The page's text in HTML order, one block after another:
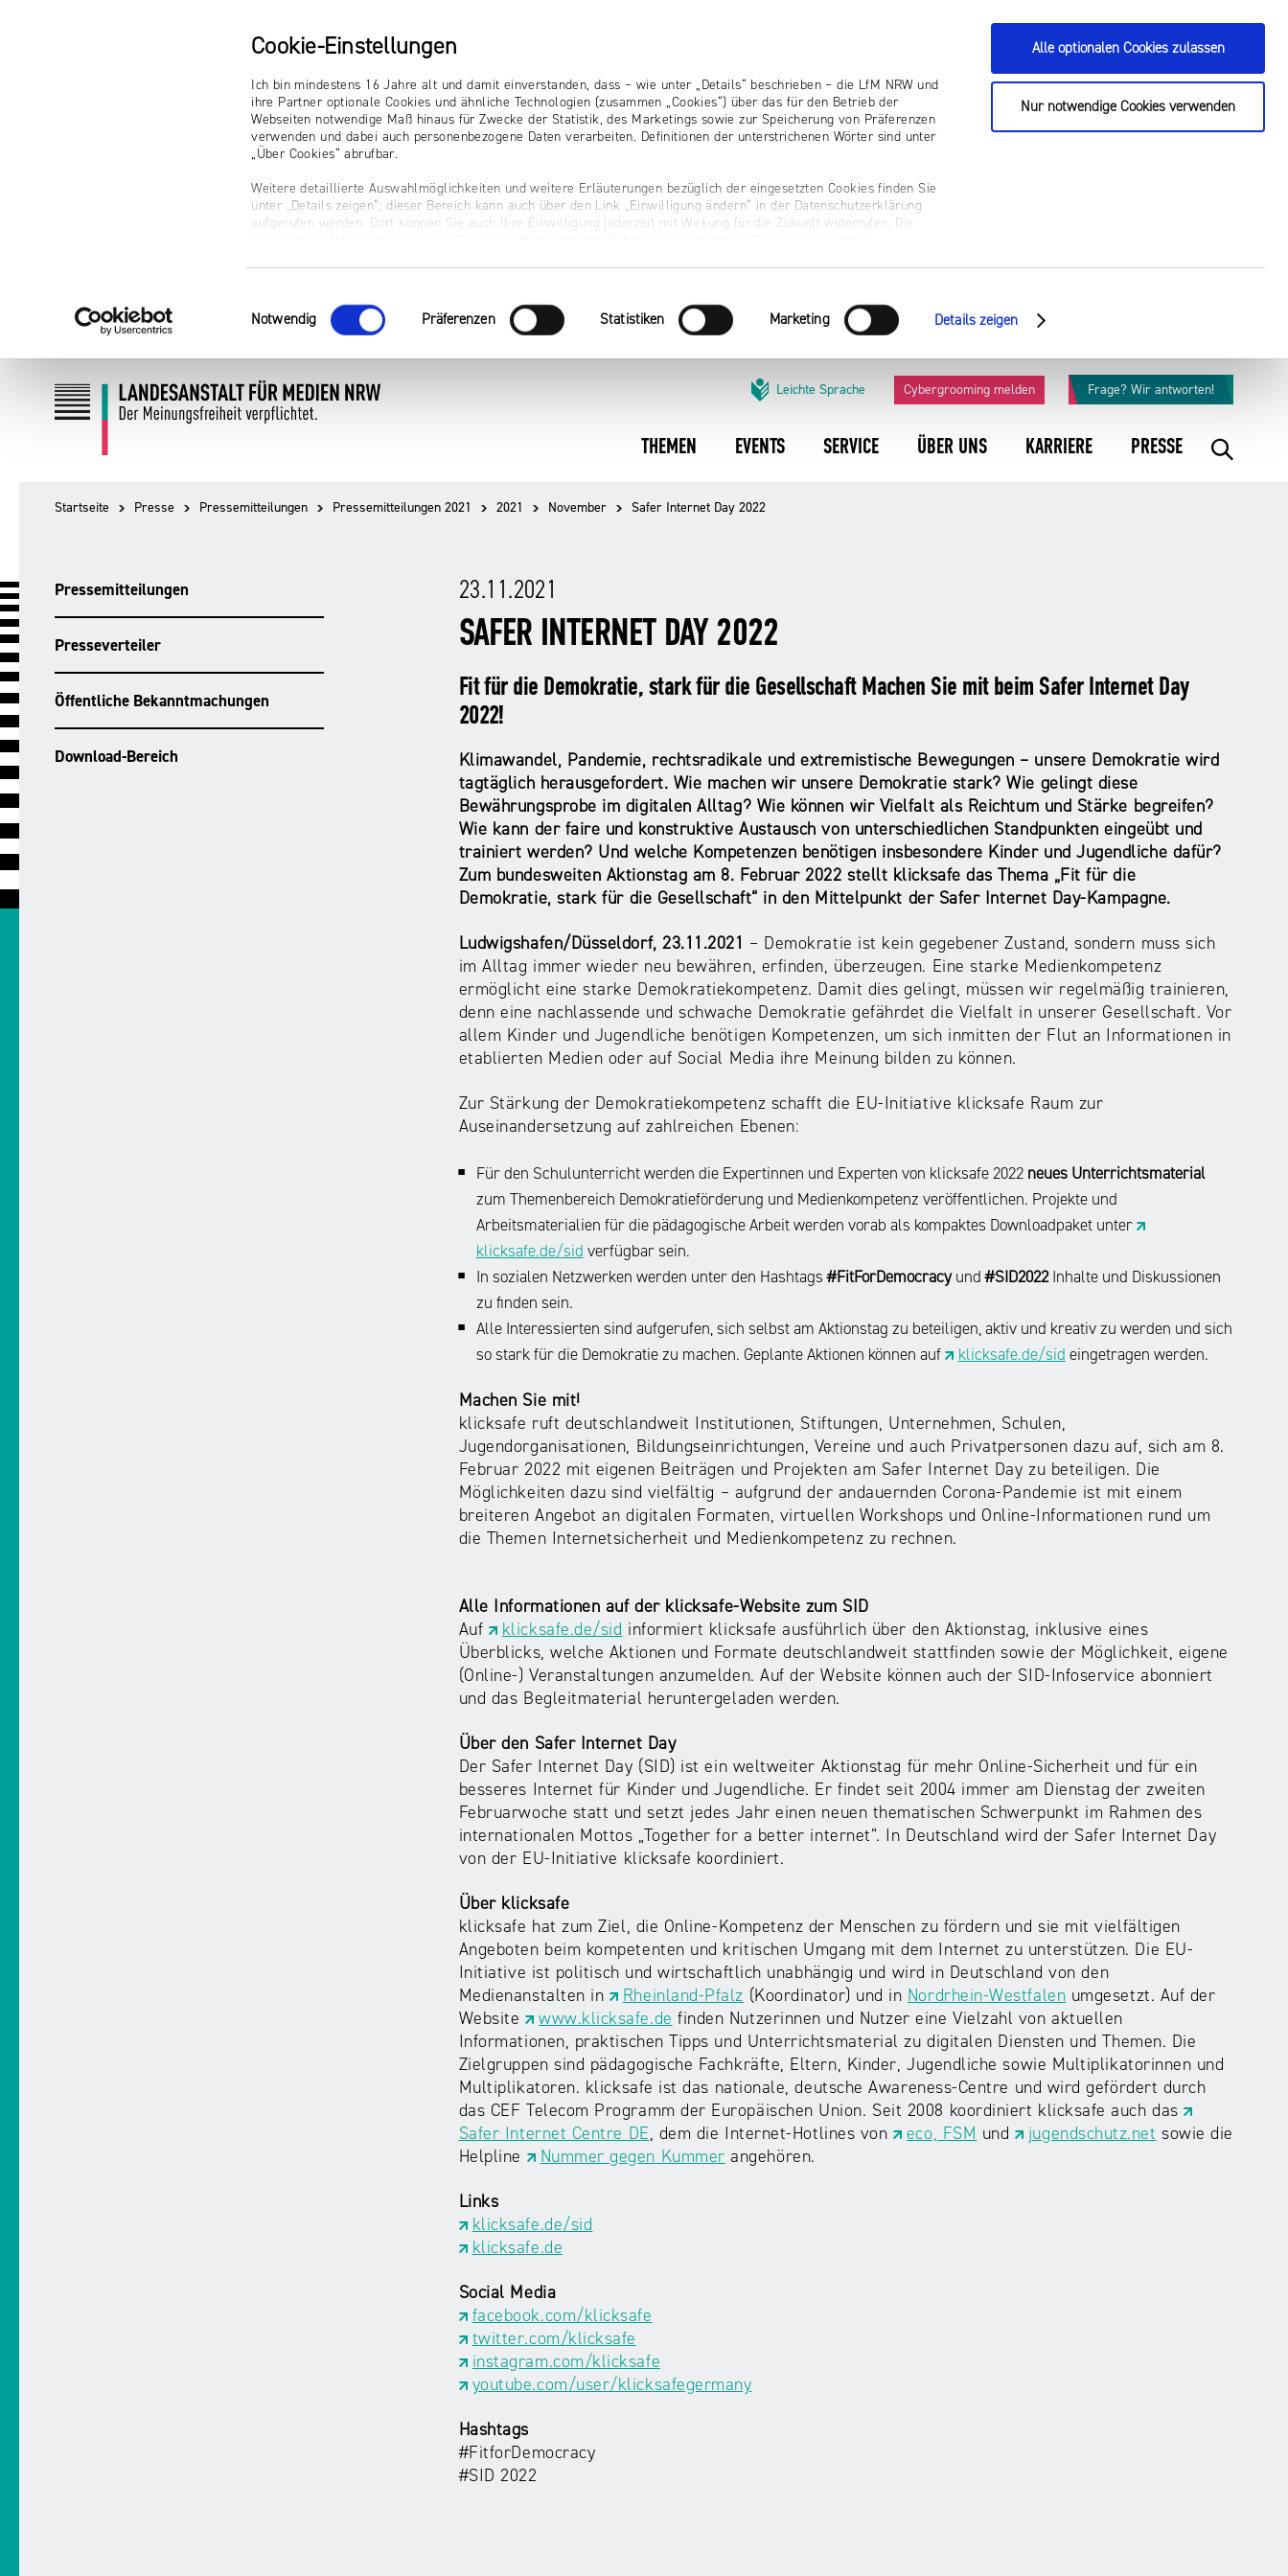
Cookie-Einstellungen
Ich bin mindestens 16 Jahre alt und damit einverstanden, dass – wie unter „Details“ beschrieben – die LfM NRW und
ihre Partner optionale Cookies und ähnliche Technologien (zusammen „Cookies“) über das für den Betrieb der
Webseiten notwendige Maß hinaus für Zwecke der Statistik, des Marketings sowie zur Speicherung von Präferenzen
verwenden und dabei auch personenbezogene Daten verarbeiten. Definitionen der unterstrichenen Wörter sind unter
„Über Cookies“ abrufbar.
Weitere detaillierte Auswahlmöglichkeiten und weitere Erläuterungen bezüglich der eingesetzten Cookies finden Sie
unter „Details zeigen“; dieser Bereich kann auch über den Link „Einwilligung ändern“ in der Datenschutzerklärung
aufgerufen werden. Dort können Sie auch Ihre Einwilligung jederzeit mit Wirkung für die Zukunft widerrufen. Die
Einwilligungsauswahl
Notwendig Präferenzen Statistiken Marketing Details zeigen
Alle optionalen Cookies zulassen
Nur notwendige Cookies verwenden
Inhalt
Navigation
Leichte Sprache Cybergrooming melden Frage? Wir antworten!
THEMEN EVENTS SERVICE ÜBER UNS KARRIERE PRESSE
Startseite Presse Pressemitteilungen Pressemitteilungen 2021 2021 November Safer Internet Day 2022
Pressemitteilungen
Presseverteiler
Öffentliche Bekanntmachungen
Download-Bereich
23.11.2021
SAFER INTERNET DAY 2022
Fit für die Demokratie, stark für die Gesellschaft Machen Sie mit beim Safer Internet Day
2022!
Klimawandel, Pandemie, rechtsradikale und extremistische Bewegungen – unsere Demokratie wird
tagtäglich herausgefordert. Wie machen wir unsere Demokratie stark? Wie gelingt diese
Bewährungsprobe im digitalen Alltag? Wie können wir Vielfalt als Reichtum und Stärke begreifen?
Wie kann der faire und konstruktive Austausch von unterschiedlichen Standpunkten eingeübt und
trainiert werden? Und welche Kompetenzen benötigen insbesondere Kinder und Jugendliche dafür?
Zum bundesweiten Aktionstag am 8. Februar 2022 stellt klicksafe das Thema „Fit für die
Demokratie, stark für die Gesellschaft“ in den Mittelpunkt der Safer Internet Day-Kampagne.
Ludwigshafen/Düsseldorf, 23.11.2021 – Demokratie ist kein gegebener Zustand, sondern muss sich
im Alltag immer wieder neu bewähren, erfinden, überzeugen. Eine starke Medienkompetenz
ermöglicht eine starke Demokratiekompetenz. Damit dies gelingt, müssen wir regelmäßig trainieren,
denn eine nachlassende und schwache Demokratie gefährdet die Vielfalt in unserer Gesellschaft. Vor
allem Kinder und Jugendliche benötigen Kompetenzen, um sich inmitten der Flut an Informationen in
etablierten Medien oder auf Social Media ihre Meinung bilden zu können.
Zur Stärkung der Demokratiekompetenz schafft die EU-Initiative klicksafe Raum zur
Auseinandersetzung auf zahlreichen Ebenen:
Für den Schulunterricht werden die Expertinnen und Experten von klicksafe 2022 neues Unterrichtsmaterial
zum Themenbereich Demokratieförderung und Medienkompetenz veröffentlichen. Projekte und
Arbeitsmaterialien für die pädagogische Arbeit werden vorab als kompaktes Downloadpaket unter
klicksafe.de/sid verfügbar sein.
In sozialen Netzwerken werden unter den Hashtags#FitForDemocracyund#SID2022Inhalte und Diskussionen
zu finden sein.
Alle Interessierten sind aufgerufen, sich selbst am Aktionstag zu beteiligen, aktiv und kreativ zu werden und sich
so stark für die Demokratie zu machen. Geplante Aktionen können auf
klicksafe.de/sid eingetragen werden.
Machen Sie mit!
klicksafe ruft deutschlandweit Institutionen, Stiftungen, Unternehmen, Schulen,
Jugendorganisationen, Bildungseinrichtungen, Vereine und auch Privatpersonen dazu auf, sich am 8.
Februar 2022 mit eigenen Beiträgen und Projekten am Safer Internet Day zu beteiligen. Die
Möglichkeiten dazu sind vielfältig – aufgrund der andauernden Corona-Pandemie ist mit einem
breiteren Angebot an digitalen Formaten, virtuellen Workshops und Online-Informationen rund um
die Themen Internetsicherheit und Medienkompetenz zu rechnen.
Alle Informationen auf der klicksafe-Website zum SID
Auf
klicksafe.de/sid informiert klicksafe ausführlich über den Aktionstag, inklusive eines
Überblicks, welche Aktionen und Formate deutschlandweit stattfinden sowie der Möglichkeit, eigene
(Online-) Veranstaltungen anzumelden. Auf der Website können auch der SID-Infoservice abonniert
und das Begleitmaterial heruntergeladen werden.
Über den Safer Internet Day
Der Safer Internet Day (SID) ist ein weltweiter Aktionstag für mehr Online-Sicherheit und für ein
besseres Internet für Kinder und Jugendliche. Er findet seit 2004 immer am Dienstag der zweiten
Februarwoche statt und setzt jedes Jahr einen neuen thematischen Schwerpunkt im Rahmen des
internationalen Mottos „Together for a better internet“. In Deutschland wird der Safer Internet Day
von der EU-Initiative klicksafe koordiniert.
Über klicksafe
klicksafe hat zum Ziel, die Online-Kompetenz der Menschen zu fördern und sie mit vielfältigen
Angeboten beim kompetenten und kritischen Umgang mit dem Internet zu unterstützen. Die EU-
Initiative ist politisch und wirtschaftlich unabhängig und wird in Deutschland von den
Medienanstalten in
Rheinland-Pfalz (Koordinator) und in Nordrhein-Westfalen umgesetzt. Auf der
Website
www.klicksafe.de finden Nutzerinnen und Nutzer eine Vielzahl von aktuellen
Informationen, praktischen Tipps und Unterrichtsmaterial zu digitalen Diensten und Themen. Die
Zielgruppen sind pädagogische Fachkräfte, Eltern, Kinder, Jugendliche sowie Multiplikatorinnen und
Multiplikatoren. klicksafe ist das nationale, deutsche Awareness-Centre und wird gefördert durch
das CEF Telecom Programm der Europäischen Union. Seit 2008 koordiniert klicksafe auch das
Safer Internet Centre DE, dem die Internet-Hotlines von eco, FSM und jugendschutz.net sowie die
Helpline
Nummer gegen Kummer angehören.
Links
klicksafe.de/sid
klicksafe.de
Social Media
facebook.com/klicksafe
twitter.com/klicksafe
instagram.com/klicksafe
youtube.com/user/klicksafegermany
Hashtags
#FitforDemocracy
#SID 2022